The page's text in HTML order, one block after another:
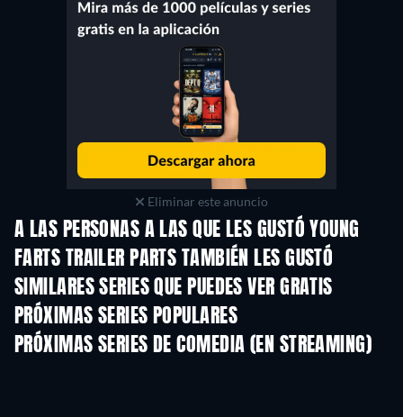
Eliminar este anuncio
A LAS PERSONAS A LAS QUE LES GUSTÓ YOUNG
FARTS TRAILER PARTS TAMBIÉN LES GUSTÓ
TV
SIMILARES SERIES QUE PUEDES VER GRATIS
TV
PRÓXIMAS SERIES POPULARES
TV
PRÓXIMAS SERIES DE COMEDIA (EN STREAMING)
Temporada 6 Temporada 2